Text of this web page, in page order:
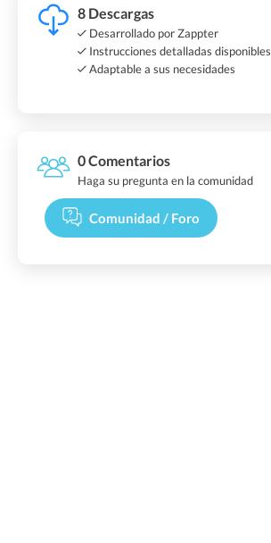
8 Descargas
Desarrollado por Zappter
Instrucciones detalladas disponibles
Adaptable a sus necesidades
0 Comentarios
Haga su pregunta en la comunidad
Comunidad / Foro